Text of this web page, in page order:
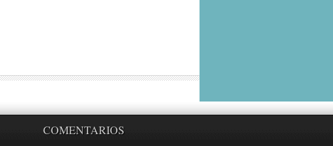
COMENTARIOS